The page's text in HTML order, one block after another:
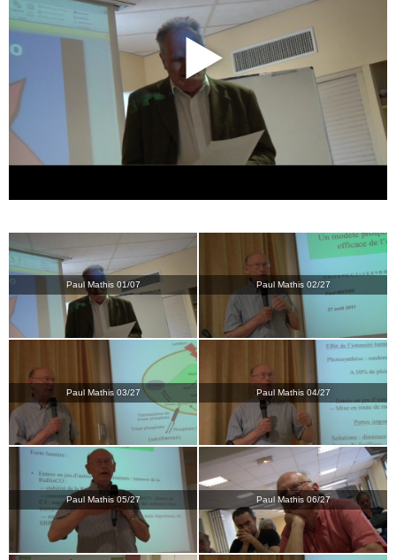
Paul Mathis 01/07 Paul Mathis 02/27
Paul Mathis 03/27 Paul Mathis 04/27
Paul Mathis 05/27 Paul Mathis 06/27